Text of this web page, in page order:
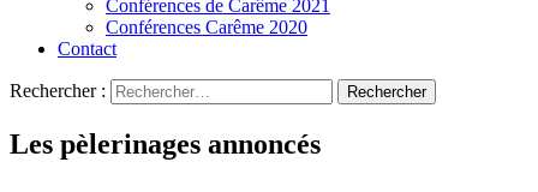
Conférences de Carême 2021
Conférences Carême 2020
Contact
Rechercher :
Les pèlerinages annoncés